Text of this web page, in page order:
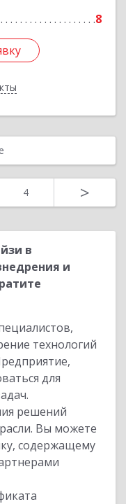
8
4 >
в
и
технологий
для
решений
Вы можете
содержащему